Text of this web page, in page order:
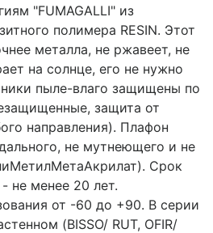
"FUMAGALLI" из
полимера RESIN. Этот
металла, не ржавеет, не
на солнце, его не нужно
пыле-влаго защищены по
защита от
направления). Плафон
не мутнеющего и не
Срок
не менее 20 лет.
от -60 до +90. В серии
(BISSO/ RUT, OFIR/